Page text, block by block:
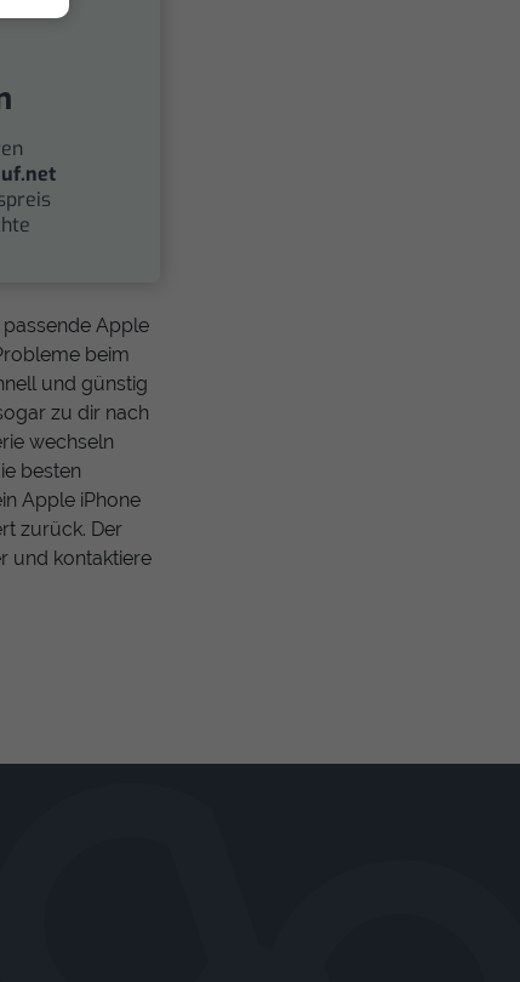
Apple
beim
und günstig
zu dir nach
wechseln
besten
Apple iPhone
zurück. Der
und kontaktiere